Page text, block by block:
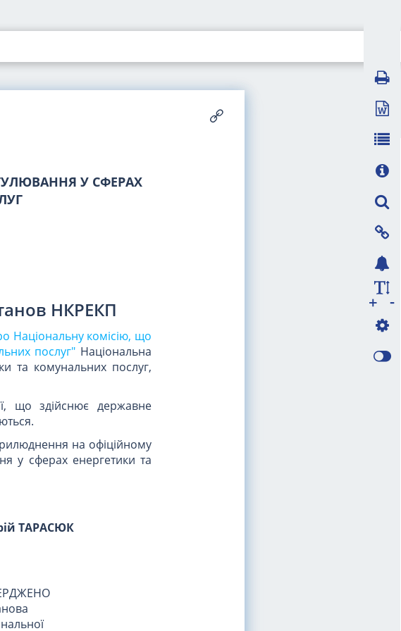
У СФЕРАХ
НКРЕКП
Національну комісію, що
послуг" Національна
та комунальних послуг,
що здійснює державне
на офіційному
у сферах енергетики та
ТАРАСЮК
-
+